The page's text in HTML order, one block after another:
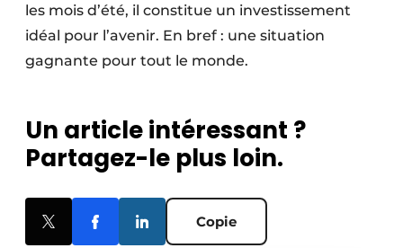
les mois d’été, il constitue un investissement
idéal pour l’avenir. En bref : une situation
gagnante pour tout le monde.
Un article intéressant ?
Partagez-le plus loin.
Copie